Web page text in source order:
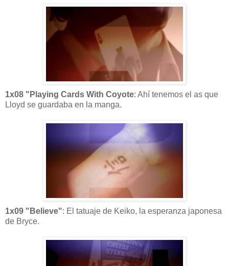
1x08 "Playing Cards With Coyote: Ahí tenemos el as que
Lloyd se guardaba en la manga.
1x09 "Believe": El tatuaje de Keiko, la esperanza japonesa
de Bryce.